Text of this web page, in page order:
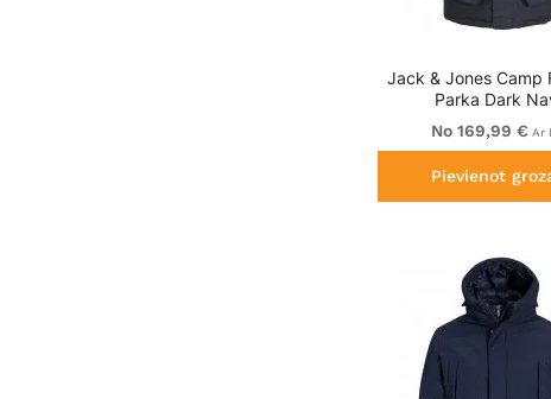
Jack & Jones Camp
Parka Dark
No 169,99 € Ar
Pievienot